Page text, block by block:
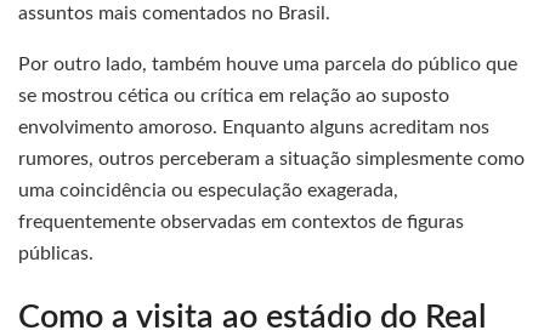
assuntos mais comentados no Brasil.
Por outro lado, também houve uma parcela do público que
se mostrou cética ou crítica em relação ao suposto
envolvimento amoroso. Enquanto alguns acreditam nos
rumores, outros perceberam a situação simplesmente como
uma coincidência ou especulação exagerada,
frequentemente observadas em contextos de figuras
públicas.
Como a visita ao estádio do Real